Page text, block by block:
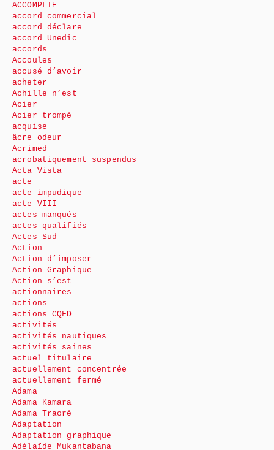
ACCOMPLIE
accord commercial
accord déclare
accord Unedic
accords
Accoules
accusé d’avoir
acheter
Achille n’est
Acier
Acier trompé
acquise
âcre odeur
Acrimed
acrobatiquement suspendus
Acta Vista
acte
acte impudique
acte VIII
actes manqués
actes qualifiés
Actes Sud
Action
Action d’imposer
Action Graphique
Action s’est
actionnaires
actions
actions CQFD
activités
activités nautiques
activités saines
actuel titulaire
actuellement concentrée
actuellement fermé
Adama
Adama Kamara
Adama Traoré
Adaptation
Adaptation graphique
Adélaïde Mukantabana